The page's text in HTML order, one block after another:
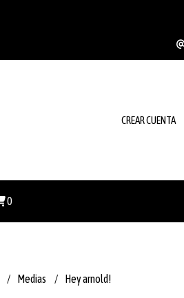
CREAR CUENTA
0
Medias Hey arnold!